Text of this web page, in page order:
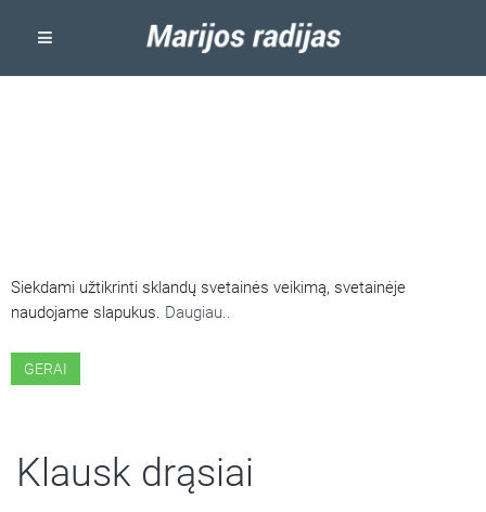
Siekdami užtikrinti sklandų svetainės veikimą, svetainėje
naudojame slapukus. Daugiau..
GERAI
Klausk drąsiai